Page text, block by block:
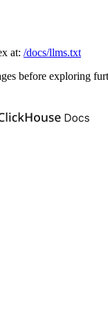
at: /docs/llms.txt
before exploring